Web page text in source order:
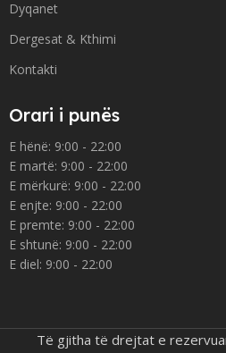
Dyqanet
Dergesat & Kthimi
Kontakti
Orari i punës
E hënë: 9:00 - 22:00
E martë: 9:00 - 22:00
E mërkurë: 9:00 - 22:00
E enjte: 9:00 - 22:00
E premte: 9:00 - 22:00
E shtunë: 9:00 - 22:00
E diel: 9:00 - 22:00
Të gjitha të drejtat e